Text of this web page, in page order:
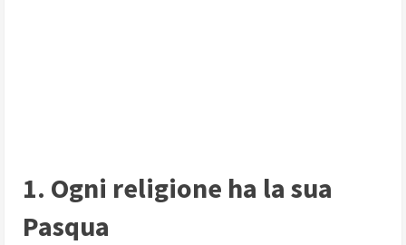
1. Ogni religione ha la sua
Pasqua